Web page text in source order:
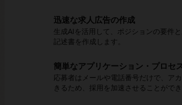
迅速な求人広告の作成
生成AIを活用して、ポジションの要件
記述書を作成します。
簡単なアプリケーション・プロセ
応募者はメールや電話番号だけで、ア
きるため、採用を加速させることができ
従業員を求職者として自動的に評価す
内の優秀な人材を確認します。
大量採用も従来の採用も、メールやソ
リーチを強化し、より多くの応募を促
採用アクティビティ・センター
1つのパーソナライズされたエクスペ
は最も重要なアクションと優先順位を
合理化された採用
過去の職務のテンプレートやデータを
を簡単に作成できます。
ビジネス全体で接続された1つのソリュ
スクをオンボーディングに簡単に結び
いつ、どのようにタスクを完了させる
イダンスを従業員に提供し、社内異動
ます。
雇用の全段階をカバーする人材データ
験、スキル、希望についてより詳しく
採用活動が人事、財務、カスタマーエ
他のビジネスに与える影響を理解して
とができます。
LinkedInとの統合
LinkedInプロフィールをインポートした
直接応募
求職者がIndeedやLinkedInなどのパー
採用チームが、類似した職務で卓越し
る人材のスキルに基づいて、募集要項
ルを特定できるように支援します。
従業員のスキルアップとリスキル
従業員とマネージャーがスキルを管理
ンを推奨するための、一元的な場所を提
イベント参加者を事前スクリーニング
い優秀な人材を特定できます。
イベント登録、出席、応募者コンバー
より、成功を測定できます。
求職者は履歴書抽出を無制限に利用し
完了できます。
ソーシング・インプレッションから社
インタラクションを1箇所で追跡できま
面接スケジュール、面接担当者のワー
務可能状況などを1か所で管理できます